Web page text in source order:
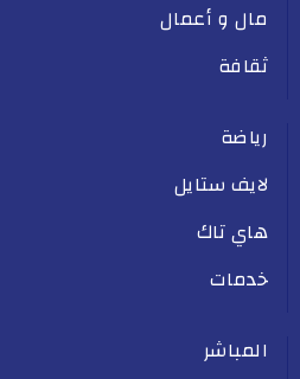
مال و أعمال
ثقافة
رياضة
لايف ستايل
هاي تاك
خدمات
المباشر